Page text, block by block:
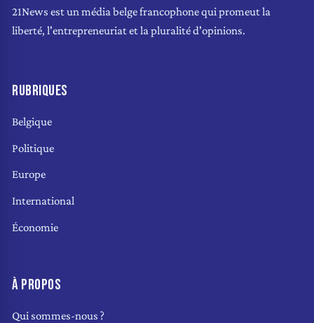
21News est un média belge francophone qui promeut la
liberté, l'entrepreneuriat et la pluralité d'opinions.
RUBRIQUES
Belgique
Politique
Europe
International
Économie
À PROPOS
Qui sommes-nous ?